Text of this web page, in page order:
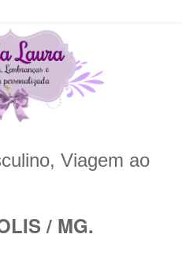
Viagem ao
/ MG.